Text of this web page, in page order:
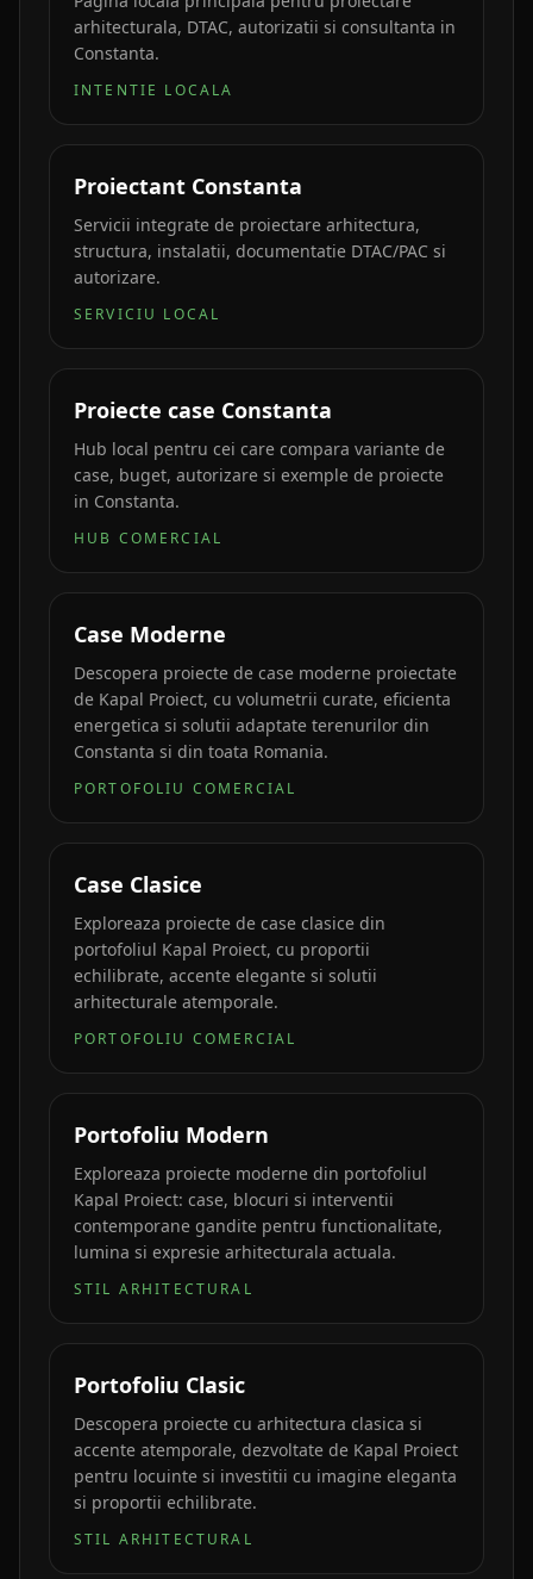
arhitecturala, DTAC, autorizatii si consultanta in
Constanta.
INTENTIE LOCALA
Proiectant Constanta
Servicii integrate de proiectare arhitectura,
structura, instalatii, documentatie DTAC/PAC si
autorizare.
SERVICIU LOCAL
Proiecte case Constanta
Hub local pentru cei care compara variante de
case, buget, autorizare si exemple de proiecte
in Constanta.
HUB COMERCIAL
Case Moderne
Descopera proiecte de case moderne proiectate
de Kapal Proiect, cu volumetrii curate, eficienta
energetica si solutii adaptate terenurilor din
Constanta si din toata Romania.
PORTOFOLIU COMERCIAL
Case Clasice
Exploreaza proiecte de case clasice din
portofoliul Kapal Proiect, cu proportii
echilibrate, accente elegante si solutii
arhitecturale atemporale.
PORTOFOLIU COMERCIAL
Portofoliu Modern
Exploreaza proiecte moderne din portofoliul
Kapal Proiect: case, blocuri si interventii
contemporane gandite pentru functionalitate,
lumina si expresie arhitecturala actuala.
STIL ARHITECTURAL
Portofoliu Clasic
Descopera proiecte cu arhitectura clasica si
accente atemporale, dezvoltate de Kapal Proiect
pentru locuinte si investitii cu imagine eleganta
si proportii echilibrate.
STIL ARHITECTURAL